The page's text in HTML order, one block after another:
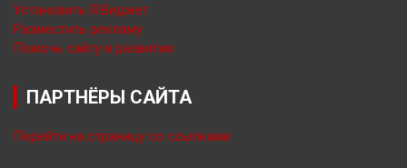
Установить Я.Виджет
Разместить рекламу
Помочь сайту в развитии
ПАРТНЁРЫ САЙТА
Перейти на страницу со ссылками